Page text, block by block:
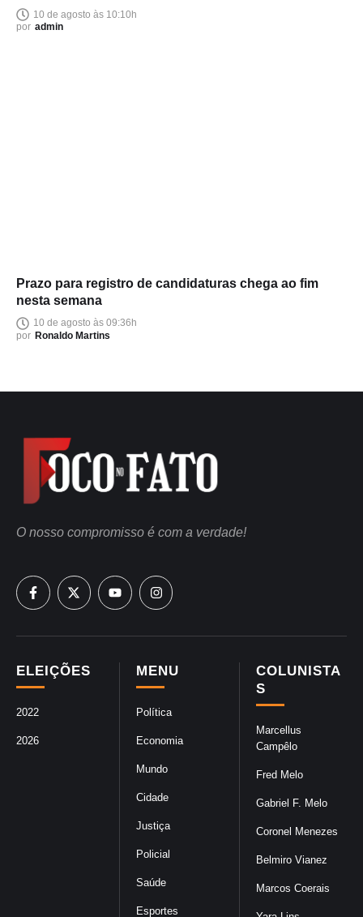
10 de agosto às 10:10h
por admin
Prazo para registro de candidaturas chega ao fim
nesta semana
10 de agosto às 09:36h
por Ronaldo Martins
COLUNISTA
S
Marcellus
Campêlo
Fred Melo
Gabriel F. Melo
Coronel Menezes
Belmiro Vianez
Marcos Coerais
MENU
Política
Economia
Mundo
Cidade
Justiça
Policial
Saúde
Esportes
ELEIÇÕES
2022
2026
O nosso compromisso é com a verdade!